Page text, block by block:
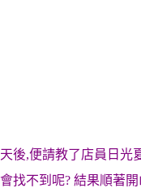
後,便請教了店員日光
找不到呢? 結果順著